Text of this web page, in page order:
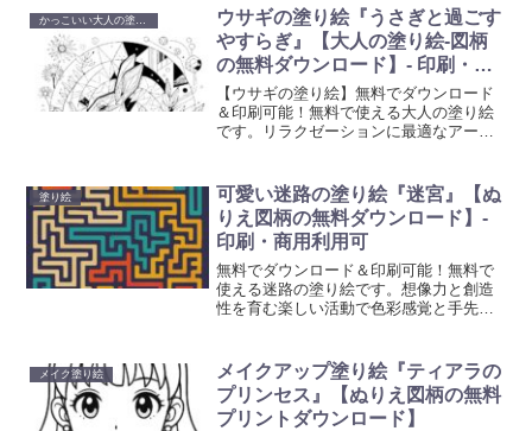
から解放されるひと時を。
ウサギの塗り絵『うさぎと過ごす
やすらぎ』【大人の塗り絵-図柄
の無料ダウンロード】- 印刷・商
用利用可
【ウサギの塗り絵】無料でダウンロード
＆印刷可能！無料で使える大人の塗り絵
です。リラクゼーションに最適なアート
解放されるひと時を。
塗り絵
可愛い迷路の塗り絵『迷宮』【ぬ
りえ図柄の無料ダウンロード】-
印刷・商用利用可
無料でダウンロード＆印刷可能！無料で
使える迷路の塗り絵です。想像力と創造
性を育む楽しい活動で色彩感覚と手先の
メイク塗り絵
メイクアップ塗り絵『ティアラの
プリンセス』【ぬりえ図柄の無料
プリントダウンロード】